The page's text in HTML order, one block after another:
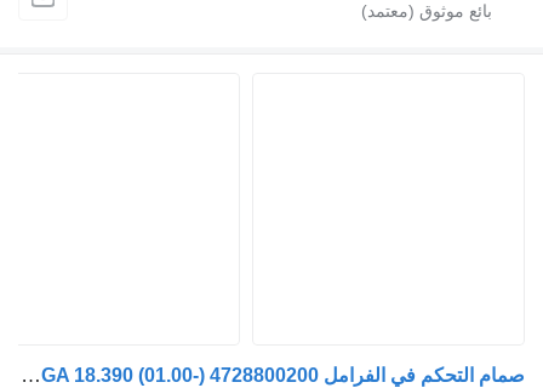
صمام التحكم في الفرامل WABCO TGA 18.390 (01.00-) 4728800200 لـ السيارات القاطرة MAN 4-series, TGA (1993-2009)